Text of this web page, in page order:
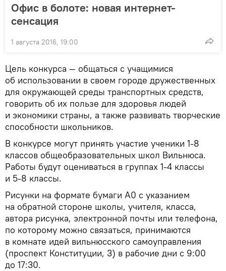
Офис в болоте: новая интернет-
сенсация
1 августа 2016, 19:00
Цель конкурса — общаться с учащимися
об использовании в своем городе дружественных
для окружающей среды транспортных средств,
говорить об их пользе для здоровья людей
и экономики страны, а также развивать творческие
способности школьников.
В конкурсе могут принять участие ученики 1-8
классов общеобразовательных школ Вильнюса.
Работы будут оцениваться в группах 1-4 классы
и 5-8 классы.
Рисунки на формате бумаги А0 с указанием
на обратной стороне школы, учителя, класса,
автора рисунка, электронной почты или телефона,
по которому можно связаться, принимаются
в комнате идей вильнюсского самоуправления
(проспект Конституции, 3) в рабочие дни с 9:00
до 17:30.